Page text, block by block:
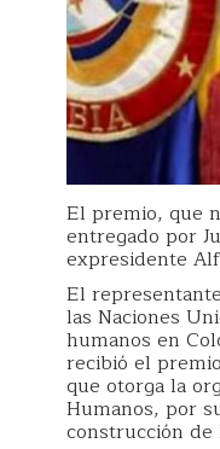
El premio, que
entregado por
expresidente
El
las Naciones
humanos en
recibió el
que otorga la
Humanos, por
construcción de